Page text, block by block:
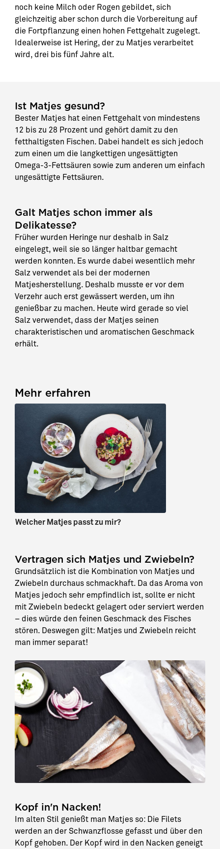
noch keine Milch oder Rogen gebildet, sich
gleichzeitig aber schon durch die Vorbereitung auf
die Fortpflanzung einen hohen Fettgehalt zugelegt.
Idealerweise ist Hering, der zu Matjes verarbeitet
wird, drei bis fünf Jahre alt.
Ist Matjes gesund?
Bester Matjes hat einen Fettgehalt von mindestens
12 bis zu 28 Prozent und gehört damit zu den
fetthaltigsten Fischen. Dabei handelt es sich jedoch
zum einen um die langkettigen ungesättigten
Omega-3-Fettsäuren sowie zum anderen um einfach
ungesättigte Fettsäuren.
Galt Matjes schon immer als
Delikatesse?
Früher wurden Heringe nur deshalb in Salz
eingelegt, weil sie so länger haltbar gemacht
werden konnten. Es wurde dabei wesentlich mehr
Salz verwendet als bei der modernen
Matjesherstellung. Deshalb musste er vor dem
Verzehr auch erst gewässert werden, um ihn
genießbar zu machen. Heute wird gerade so viel
Salz verwendet, dass der Matjes seinen
charakteristischen und aromatischen Geschmack
erhält.
Mehr erfahren
Welcher Matjes passt zu mir?
Vertragen sich Matjes und Zwiebeln?
Grundsätzlich ist die Kombination von Matjes und
Zwiebeln durchaus schmackhaft. Da das Aroma von
Matjes jedoch sehr empfindlich ist, sollte er nicht
mit Zwiebeln bedeckt gelagert oder serviert werden
– dies würde den feinen Geschmack des Fisches
stören. Deswegen gilt: Matjes und Zwiebeln reicht
man immer separat!
Kopf in'n Nacken!
Im alten Stil genießt man Matjes so: Die Filets
werden an der Schwanzflosse gefasst und über den
Kopf gehoben. Der Kopf wird in den Nacken geneigt